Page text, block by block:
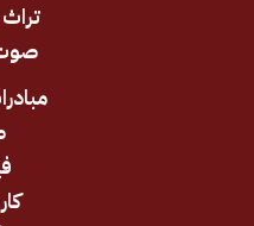
تراث الجولان
صوت الناس
مبادرات مدنية